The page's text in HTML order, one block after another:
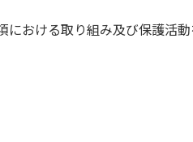
おける取り組み及び保護活動